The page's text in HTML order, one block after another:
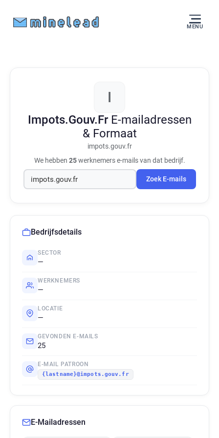
MENU
I
Impots.Gouv.Fr E-mailadressen
& Formaat
impots.gouv.fr
We hebben 25werknemers e-mails van dat bedrijf.
Zoek E-mails
Bedrijfsdetails
SECTOR
—
WERKNEMERS
—
LOCATIE
—
GEVONDEN E-MAILS
25
E-MAIL PATROON
{lastname}@impots.gouv.fr
E-Mailadressen